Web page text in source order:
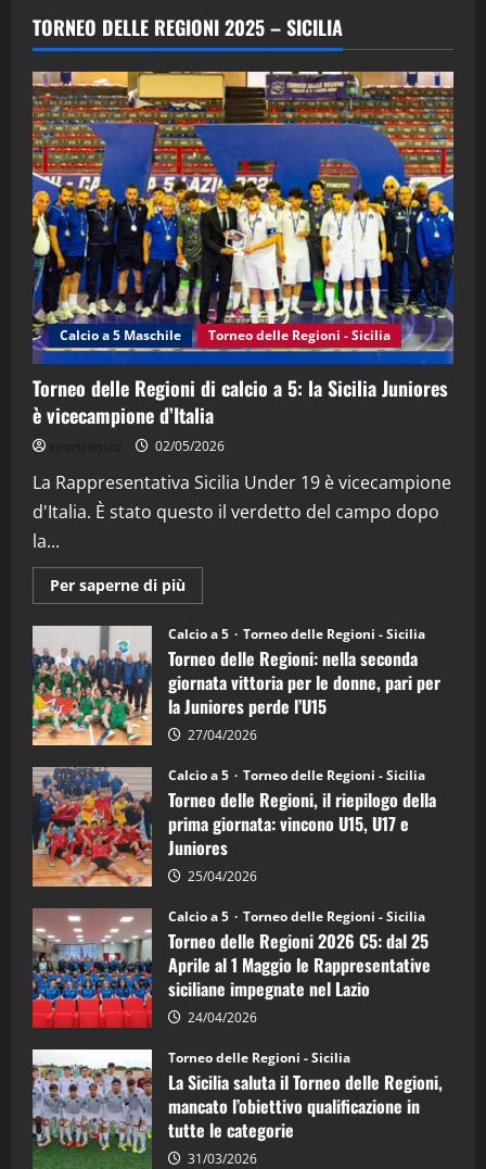
2
“SportEmpire” in Podcast: 29^ Puntata
(Martedi 28 Aprile 2026)
3
"SportEmpire" in Podcast
“SportEmpire” in Podcast: 28^ Puntata
(Martedi 21 Aprile 2026)
21/04/2026
4
"SportEmpire" in Podcast Sport News
“SportEmpire” in Podcast: 27^ Puntata
(Martedi 14 Aprile 2026)
15/04/2026
"SportEmpire" in Podcast
“SportEmpire” in Podcast: 26^ Puntata
08/04/2026
TORNEO DELLE REGIONI 2025 – SICILIA
Calcio a 5 Maschile Torneo delle Regioni - Sicilia
Torneo delle Regioni di calcio a 5: la Sicilia Juniores
è vicecampione d’Italia
02/05/2026
La Rappresentativa Sicilia Under 19 è vicecampione
d'Italia. È stato questo il verdetto del campo dopo
la...
Per saperne di più
informazioni
Torneo
delle
Regioni
di
calcio
a
5:
la
Juniores
è
vicecampione
d’Italia
Calcio a 5 Torneo delle Regioni - Sicilia
Torneo delle Regioni: nella seconda
giornata vittoria per le donne, pari per
la Juniores perde l’U15
27/04/2026
Calcio a 5 Torneo delle Regioni - Sicilia
Torneo delle Regioni, il riepilogo della
prima giornata: vincono U15, U17 e
Juniores
25/04/2026
Calcio a 5 Torneo delle Regioni - Sicilia
Torneo delle Regioni 2026 C5: dal 25
Aprile al 1 Maggio le Rappresentative
siciliane impegnate nel Lazio
24/04/2026
Torneo delle Regioni - Sicilia
La Sicilia saluta il Torneo delle Regioni,
mancato l’obiettivo qualificazione in
tutte le categorie
31/03/2026